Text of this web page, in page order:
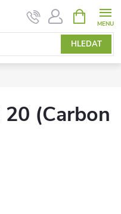
HLEDAT
NÁKUPNÍ
KOŠÍK
20 (Carbon